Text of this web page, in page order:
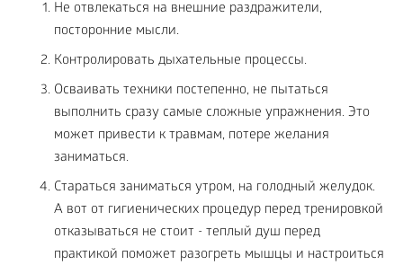
Не отвлекаться на внешние раздражители,
посторонние мысли.
Контролировать дыхательные процессы.
Осваивать техники постепенно, не пытаться
выполнить сразу самые сложные упражнения. Это
может привести к травмам, потере желания
заниматься.
Стараться заниматься утром, на голодный желудок.
А вот от гигиенических процедур перед тренировкой
отказываться не стоит - теплый душ перед
практикой поможет разогреть мышцы и настроиться